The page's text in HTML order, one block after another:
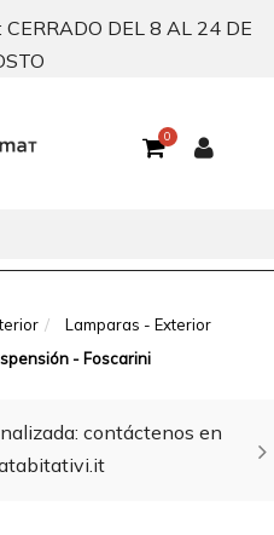
DEL 8 AL 24 DE
0
Lamparas - Exterior
- Foscarini
contáctenos en